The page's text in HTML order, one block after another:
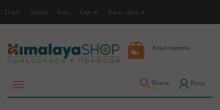
О нас Акции Блог Еще Язык сайта
Ваша корзина
Поиск Вход